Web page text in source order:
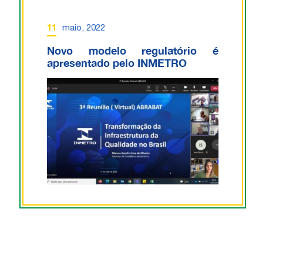
11 maio, 2022
Novo modelo regulatório é
apresentado pelo INMETRO